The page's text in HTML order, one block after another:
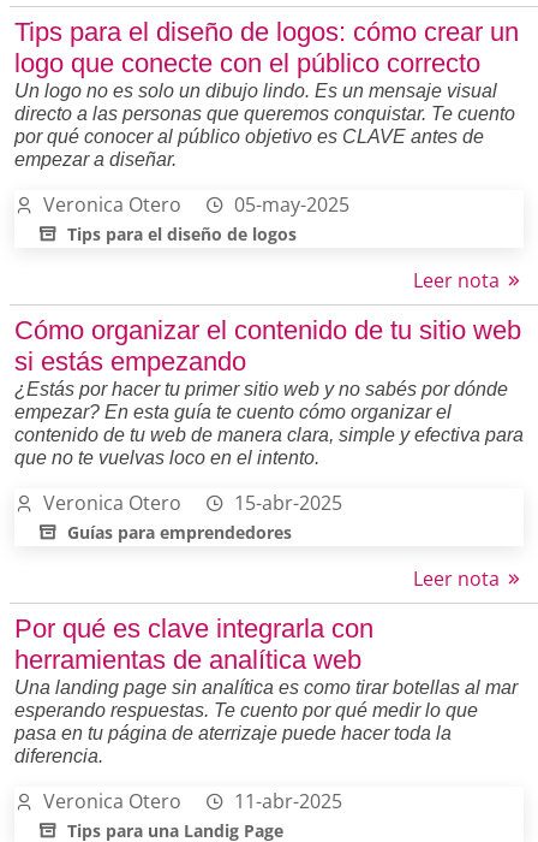
Tips para el diseño de logos: cómo crear un
logo que conecte con el público correcto
Un logo no es solo un dibujo lindo. Es un mensaje visual
directo a las personas que queremos conquistar. Te cuento
por qué conocer al público objetivo es CLAVE antes de
empezar a diseñar.
Veronica Otero 05-may-2025
Tips para el diseño de logos
Leer nota
Cómo organizar el contenido de tu sitio web
si estás empezando
¿Estás por hacer tu primer sitio web y no sabés por dónde
empezar? En esta guía te cuento cómo organizar el
contenido de tu web de manera clara, simple y efectiva para
que no te vuelvas loco en el intento.
Veronica Otero 15-abr-2025
Guías para emprendedores
Leer nota
Por qué es clave integrarla con
herramientas de analítica web
Una landing page sin analítica es como tirar botellas al mar
esperando respuestas. Te cuento por qué medir lo que
pasa en tu página de aterrizaje puede hacer toda la
diferencia.
Veronica Otero 11-abr-2025
Tips para una Landig Page